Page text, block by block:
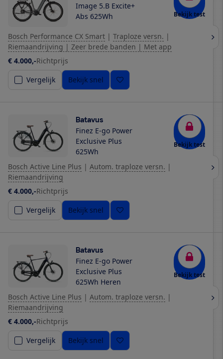
Image 5.B Excite+
Abs 625Wh
Bekijk test
Bosch Performance CX Smart | Traploze versn. |
Riemaandrijving | Zeer brede banden | Met app
€ 4.000,-Richtprijs
Vergelijk
Bekijk snel
Batavus
Finez E-go Power
Exclusive Plus
625Wh
Bekijk test
Bosch Active Line Plus | Autom. traploze versn. |
Riemaandrijving
€ 4.000,-Richtprijs
Vergelijk
Bekijk snel
Batavus
Finez E-go Power
Exclusive Plus
625Wh Heren
Bekijk test
Bosch Active Line Plus | Autom. traploze versn. |
Riemaandrijving
€ 4.000,-Richtprijs
Vergelijk
Bekijk snel